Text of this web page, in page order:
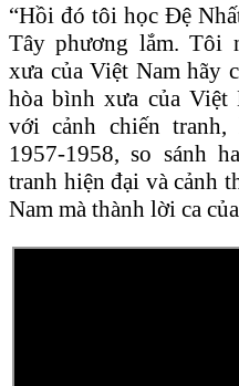
“Hồi đó tôi học Đệ
Tây phương lắm. Tôi
xưa của Việt Nam hãy
hòa bình xưa của Việt
với cảnh chiến
1957-1958, so sánh
tranh hiện đại và cảnh
Nam mà thành lời ca